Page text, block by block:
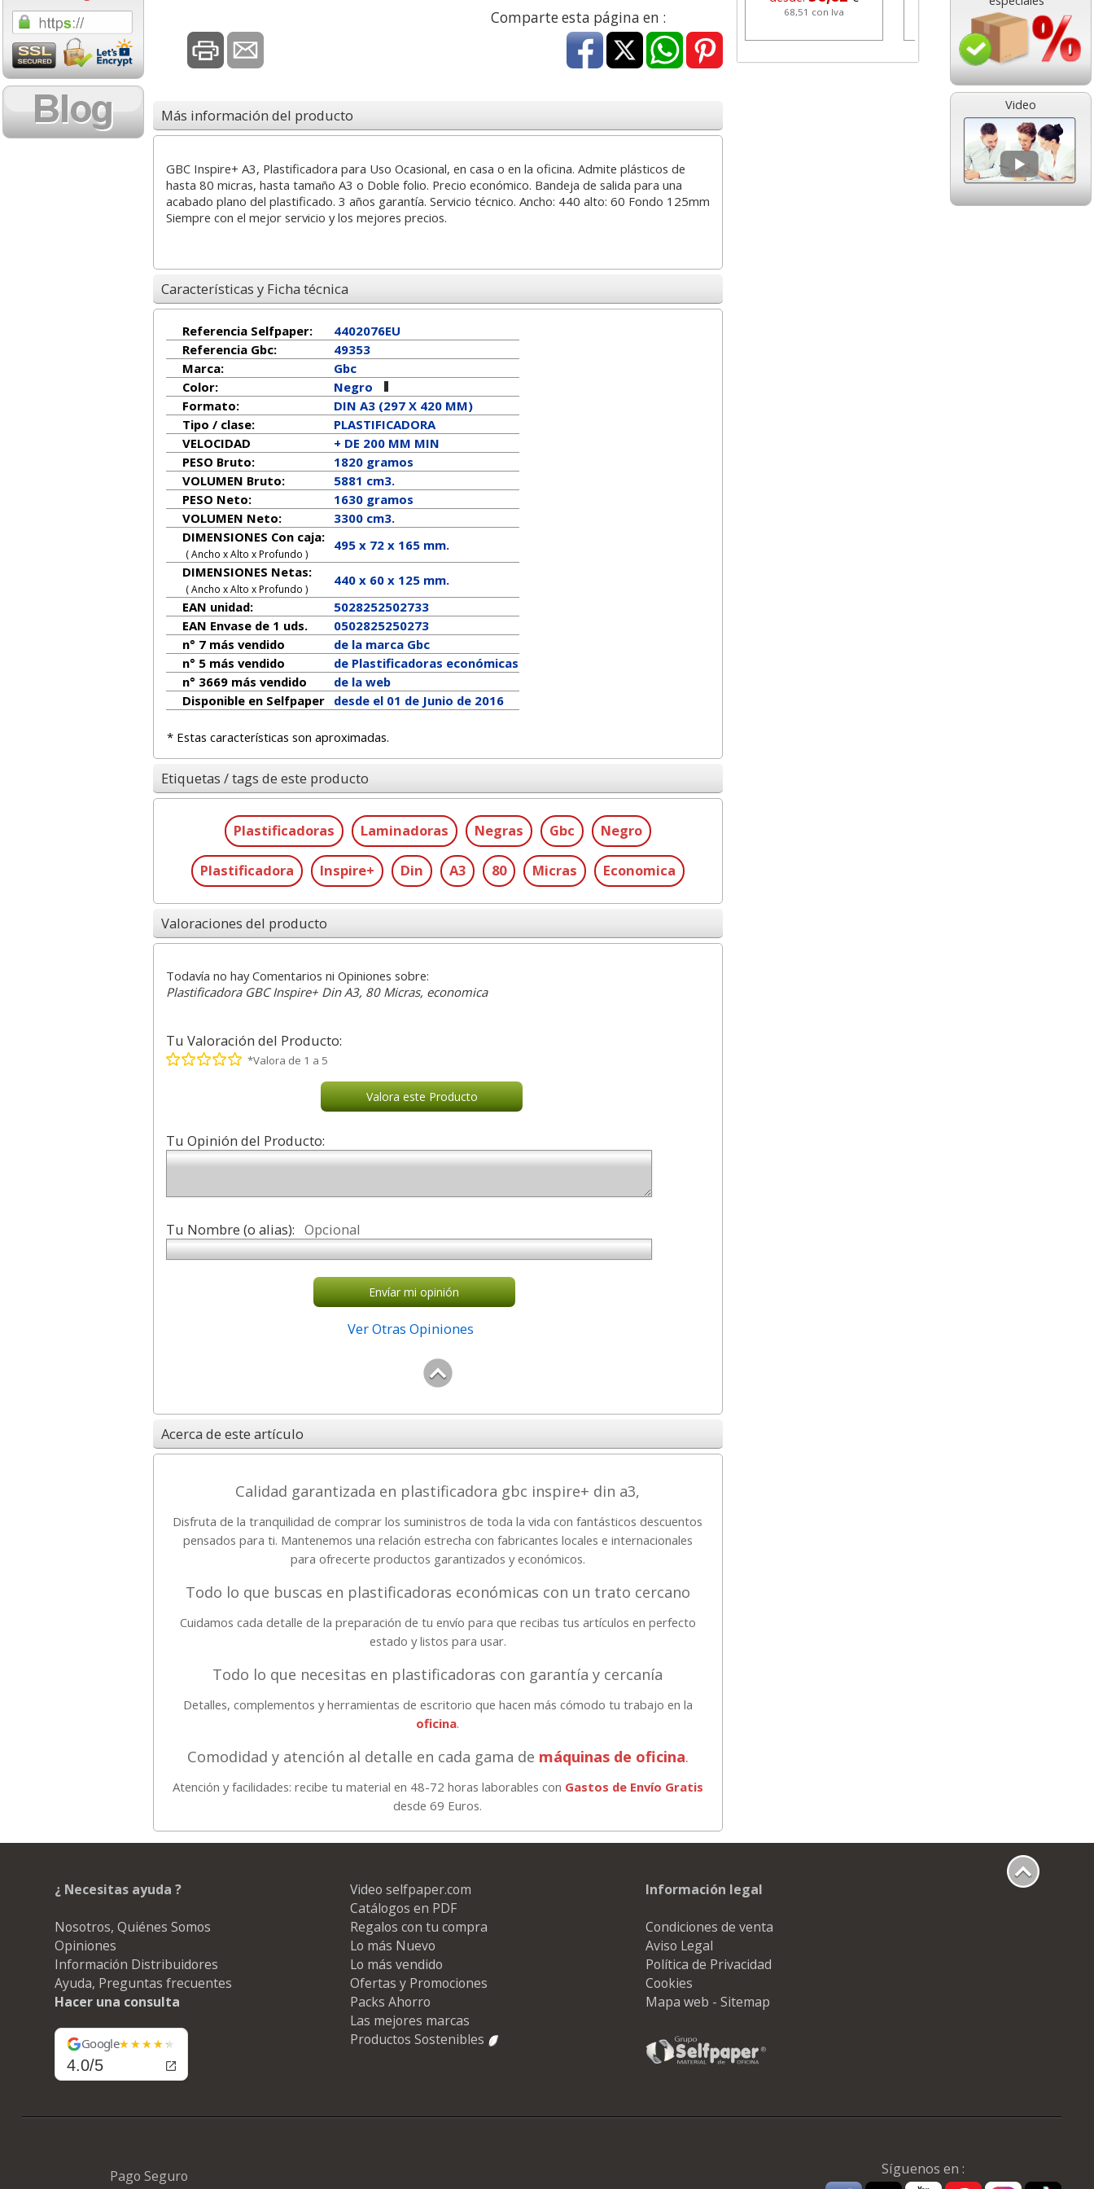
Video
Comparte esta página en :
Más información del producto
GBC Inspire+ A3, Plastificadora para Uso Ocasional, en casa o en la oficina. Admite plásticos de
hasta 80 micras, hasta tamaño A3 o Doble folio. Precio económico. Bandeja de salida para una
acabado plano del plastificado. 3 años garantía. Servicio técnico. Ancho: 440 alto: 60 Fondo 125mm
Siempre con el mejor servicio y los mejores precios.
Características y Ficha técnica
Referencia Selfpaper:
4402076EU
Referencia Gbc:
49353
Marca:
Gbc
Color:
Negro
Formato:
DIN A3 (297 X 420 MM)
Tipo / clase:
PLASTIFICADORA
VELOCIDAD
+ DE 200 MM MIN
PESO Bruto:
1820 gramos
VOLUMEN Bruto:
5881 cm3.
PESO Neto:
1630gramos
VOLUMEN Neto:
3300 cm3.
DIMENSIONES Con caja:
( Ancho x Alto x Profundo )
495 x 72 x 165 mm.
DIMENSIONES Netas:
( Ancho x Alto x Profundo )
440x 60x 125mm.
EAN unidad:
5028252502733
EAN Envase de 1 uds.
0502825250273
n° 7 más vendido
de la marca Gbc
n° 5 más vendido
de Plastificadoras económicas
n° 3669 más vendido
de la web
Disponible en Selfpaper
desde el 01 de Junio de 2016
* Estas características son aproximadas.
Etiquetas / tags de este producto
Plastificadoras Laminadoras Negras Gbc Negro
Plastificadora Inspire+ Din A3 80 Micras Economica
Valoraciones del producto
Todavía no hay Comentarios ni Opiniones sobre:
Plastificadora GBC Inspire+ Din A3, 80 Micras, economica
Tu Valoración del Producto:
*Valora de 1 a 5
Valora este Producto
Tu Opinión del Producto:
Tu Nombre (o alias): Opcional
Envíar mi opinión
Ver Otras Opiniones
Acerca de este artículo
Calidad garantizada en plastificadora gbc inspire+ din a3,
Disfruta de la tranquilidad de comprar los suministros de toda la vida con fantásticos descuentos
pensados para ti. Mantenemos una relación estrecha con fabricantes locales e internacionales
para ofrecerte productos garantizados y económicos.
Todo lo que buscas en plastificadoras económicas con un trato cercano
Cuidamos cada detalle de la preparación de tu envío para que recibas tus artículos en perfecto
estado y listos para usar.
Todo lo que necesitas en plastificadoras con garantía y cercanía
Detalles, complementos y herramientas de escritorio que hacen más cómodo tu trabajo en la
oficina.
Comodidad y atención al detalle en cada gama de máquinas de oficina.
Atención y facilidades: recibe tu material en 48-72 horas laborables con Gastos de Envío Gratis
desde 69 Euros.
17,99 con Iva 45,82 con Iva 68,51 con Iva 1,08 con Iva
Cartucho HP 304 - 302
Negro, original
N9K06AE
17,99 con Iva
Cartucho HP 304XL -
302XL Tricolor alta
capacidad deskjet
45,82 con Iva
HP 950XL - Cartucho
para Officejet Pro 8600
Goma de borrar
moldeable maleable
Negro, original
¿ Necesitas ayuda ?
Nosotros, Quiénes Somos
Opiniones
Información Distribuidores
Ayuda, Preguntas frecuentes
Hacer una consulta
Google
4.0/5
Video selfpaper.com
Catálogos en PDF
Regalos con tu compra
Lo más Nuevo
Lo más vendido
Ofertas y Promociones
Packs Ahorro
Las mejores marcas
Productos Sostenibles
Información legal
Condiciones de venta
Aviso Legal
Política de Privacidad
Cookies
Mapa web - Sitemap
Síguenos en :
Pago Seguro